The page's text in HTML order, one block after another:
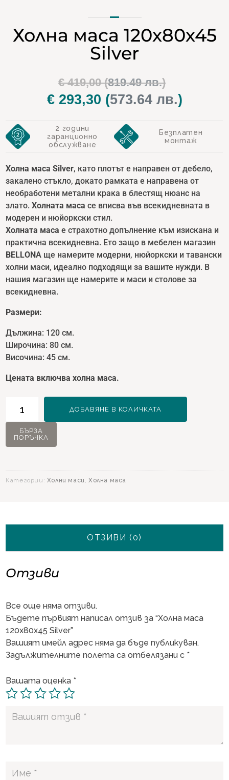
Холна маса 120х80х45
Silver
€419,00(819.49 лв.)
price
€ 419,00.
€293,30 (573.64 лв.)
е:
€ 293,30.
2 години
гаранционно
обслужване
Безплатен
монтаж
Холна масаSilver, като плотът е направен от дебело,
закалено стъкло, докато рамката е направена от
необработени метални крака в блестящ нюанс на
злато.Холната маса се вписва във всекидневната в
модерен и нюйоркски стил.
Холната маса е страхотно допълнение към изискана и
практична всекидневна. Ето защо в мебелен магазин
BELLONA ще намерите модерни, нюйоркски и тавански
холни маси, идеално подходящи за вашите нужди. В
нашия магазин ще намерите и маси и столове за
всекидневна.
Размери:
Дължина: 120 см.
Широчина: 80 см.
Височина: 45 см.
Цената включва холна маса.
Холна
маса
ДОБАВЯНЕ В КОЛИЧКАТА
БЪРЗА
ПОРЪЧКА
Категории: Холни маси,Холна маса
ОТЗИВИ (0)
Отзиви
Все още няма отзиви.
Бъдете първият написал отзив за “Холна маса
120х80х45 Silver”
Вашият имейл адрес няма да бъде публикуван.
Задължителните полета са отбелязани с *
Вашата оценка *